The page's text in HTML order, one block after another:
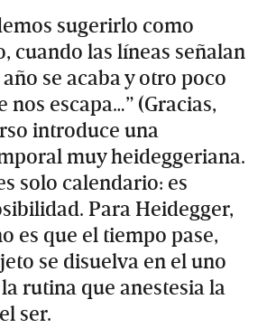
sugerirlo como
cuando las líneas señalan
se acaba y otro poco
nos escapa…” (Gracias,
introduce una
muy heideggeriana.
solo calendario: es
Para Heidegger,
es que el tiempo pase,
se disuelva en el uno
rutina que anestesia la
ser.